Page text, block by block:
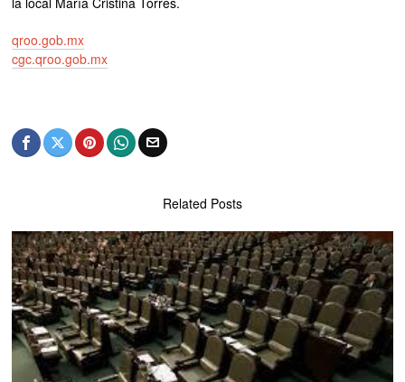
qroo.gob.mx
cgc.qroo.gob.mx
Related Posts